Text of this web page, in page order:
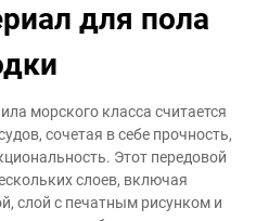
для пола
морского класса считается
сочетая в себе прочность,
Этот передовой
слоев, включая
слой с печатным рисунком и